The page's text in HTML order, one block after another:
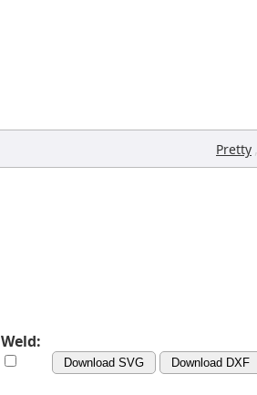
Pretty ,
Weld:
Download SVG Download DXF